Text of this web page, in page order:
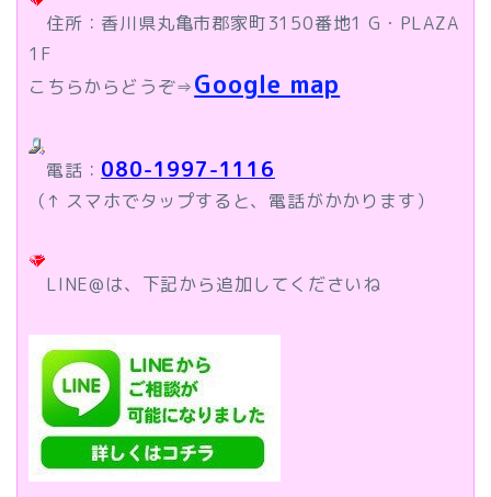
住所：香川県丸亀市郡家町3150番地1 G・PLAZA
1F
こちらからどうぞ⇒Google map
電話： 080-1997-1116
（↑ スマホでタップすると、電話がかかります）
LINE@は、下記から追加してくださいね